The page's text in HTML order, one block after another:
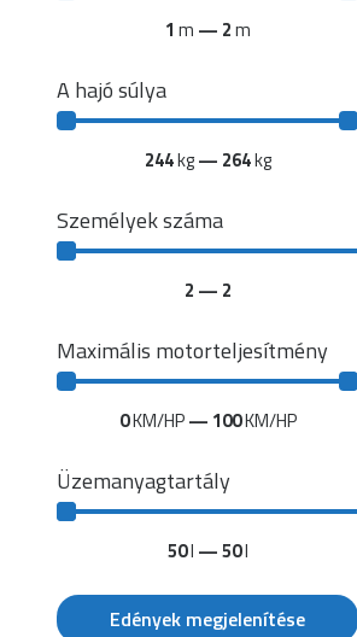
1 m — 2m
A hajó súlya
244kg— 264kg
Személyek száma
2 — 2
Maximális motorteljesítmény
0KM/HP— 100KM/HP
Üzemanyagtartály
50l —50l
Edények megjelenítése